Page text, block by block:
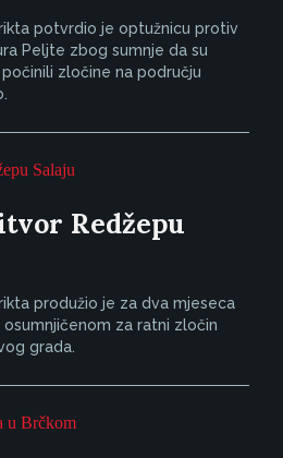
potvrdio je optužnicu protiv
Peljte zbog sumnje da su
zločine na području
Redžepu
produžio je za dva mjeseca
za ratni zločin
grada.